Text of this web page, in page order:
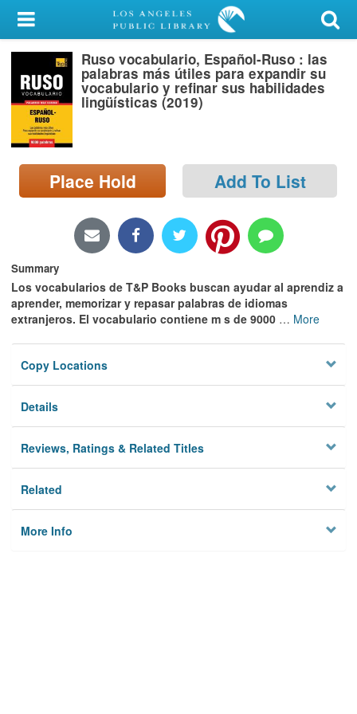
My Account
Library Card
Sign In
Search
Locations/Hours (external
page)
Ruso vocabulario, Español-Ruso : las
palabras más útiles para expandir su
vocabulario y refinar sus habilidades
lingüísticas (2019)
Place Hold Add To List
Summary
Los vocabularios de T&P Books buscan ayudar al aprendiz a
aprender, memorizar y repasar palabras de idiomas
extranjeros. El vocabulario contiene m s de 9000 … More
Copy Locations
Details
Reviews, Ratings & Related Titles
Related
More Info